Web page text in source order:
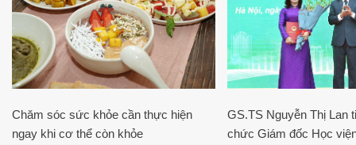
Chăm sóc sức khỏe cần thực hiện
ngay khi cơ thể còn khỏe
GS.TS Nguyễn Thị Lan
chức Giám đốc Học